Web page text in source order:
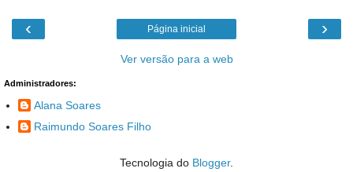
‹ ›
Página inicial
Ver versão para a web
Administradores:
Alana Soares
Raimundo Soares Filho
Tecnologia do Blogger.